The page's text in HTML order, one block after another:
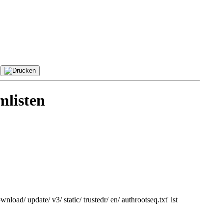
update/ v3/ static/ trustedr/ en/ authrootseq.txt' ist